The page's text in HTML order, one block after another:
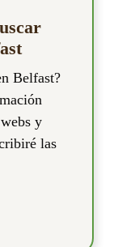
Belfast?
y
las